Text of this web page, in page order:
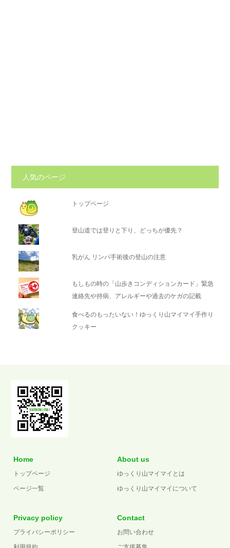
人気のページ
トップページ
登山道では登りと下り、どっちが優先？
乳がん リンパ手術後の登山の注意
もしもの時の「山歩きコンディションカード」緊急
連絡先や持病、アレルギーや過去のケガの記載
食べるのもったいない！ゆっくり山マイマイ手作り
クッキー
Home
トップページ
ページ一覧
About us
ゆっくり山マイマイとは
ゆっくり山マイマイについて
Privacy policy
プライバシーポリシー
Contact
お問い合わせ